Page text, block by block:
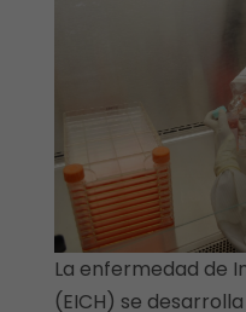
La enfermedad de
(EICH) se